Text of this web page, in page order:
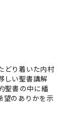
どり着いた内村
しい聖書講解
書――の中に繙
望のありかを示